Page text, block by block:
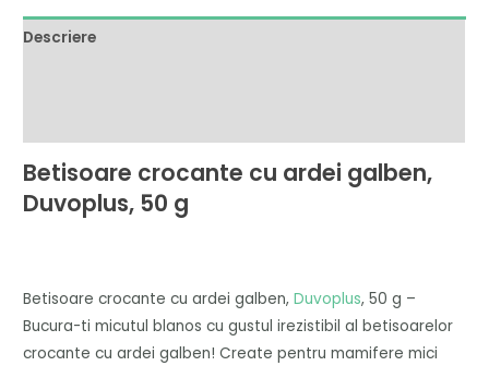
Descriere
Betisoare crocante cu ardei galben,
Duvoplus, 50 g
Betisoare crocante cu ardei galben,Duvoplus, 50 g –
Bucura-ti micutul blanos cu gustul irezistibil al betisoarelor
crocante cu ardei galben! Create pentru mamifere mici